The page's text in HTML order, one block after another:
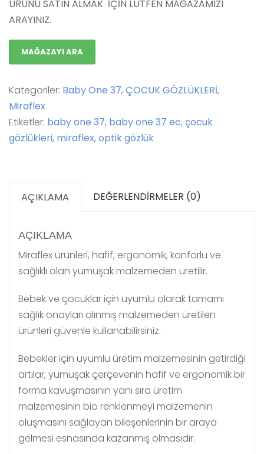
ÜRÜNÜ SATIN ALMAK İÇİN LÜTFEN MAĞAZAMIZI
ARAYINIZ.
MAĞAZAYI ARA
Kategoriler: Baby One 37, ÇOCUK GÖZLÜKLERİ,
Miraflex
Etiketler: baby one 37, baby one 37 ec, çocuk
gözlükleri, miraflex, optik gözlük
AÇIKLAMA DEĞERLENDIRMELER (0)
AÇIKLAMA
Miraflex ürünleri, hafif, ergonomik, konforlu ve
sağlıklı olan yumuşak malzemeden üretilir.
Bebek ve çocuklar için uyumlu olarak tamamı
sağlık onayları alınmış malzemeden üretilen
ürünleri güvenle kullanabilirsiniz.
Bebekler için uyumlu üretim malzemesinin getirdiği
artılar; yumuşak çerçevenin hafif ve ergonomik bir
forma kavuşmasının yanı sıra üretim
malzemesinin bio renklenmeyi malzemenin
oluşmasını sağlayan bileşenlerinin bir araya
gelmesi esnasında kazanmış olmasıdır.